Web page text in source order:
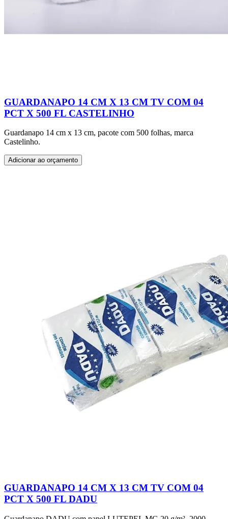
GUARDANAPO 14 CM X 13 CM TV COM 04
PCT X 500 FL CASTELINHO
Guardanapo 14 cm x 13 cm, pacote com 500 folhas, marca
Castelinho.
Adicionar ao orçamento
GUARDANAPO 14 CM X 13 CM TV COM 04
PCT X 500 FL DADU